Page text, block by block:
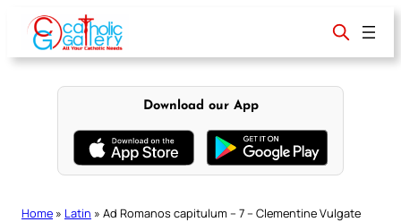
content
Download our App
Home » Latin » Ad Romanos capitulum – 7 – Clementine Vulgate